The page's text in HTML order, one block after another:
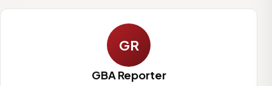
GR
GBA Reporter